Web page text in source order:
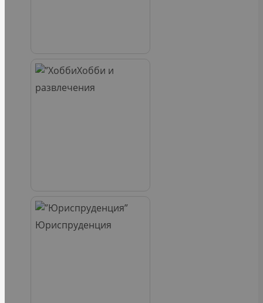
Хобби и
развлечения
Юриспруденция